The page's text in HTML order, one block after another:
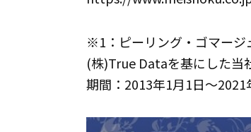
※1：ピーリング・ゴマー
(株)True Dataを基にした当
期間：2013年1月1日～2021